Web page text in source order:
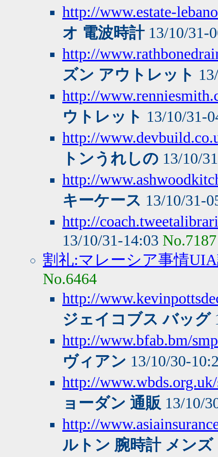
http://www.estate-
オ 電波時計13/10/31-
http://
ズン アウトレット
http://
ウトレット 13/10/31-
http://
トンうれしの 13/10/
http://
キーケース 13/10/31-
http://
13/10/31-14:03 No.7187
割礼:マレーシア事情
No.6464
http://
ジェイコブス バッグ
http://www.bfab.bm/
ヴィアン 13/10/30-
http://
ョーダン 通販 13/10/
http://
ルトン 腕時計 メンズ